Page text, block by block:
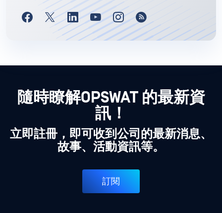
隨時瞭解OPSWAT 的最新資
訊！
立即註冊，即可收到公司的最新消息、
故事、活動資訊等。
訂閱